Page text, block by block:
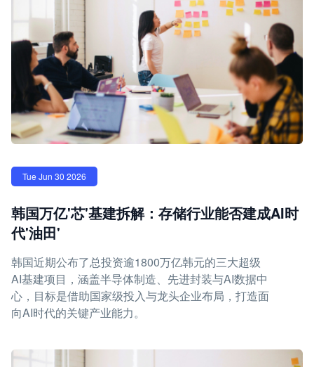
Tue Jun 30 2026
韩国万亿'芯'基建拆解：存储行业能否建成AI时
代'油田'
韩国近期公布了总投资逾1800万亿韩元的三大超级
AI基建项目，涵盖半导体制造、先进封装与AI数据中
心，目标是借助国家级投入与龙头企业布局，打造面
向AI时代的关键产业能力。